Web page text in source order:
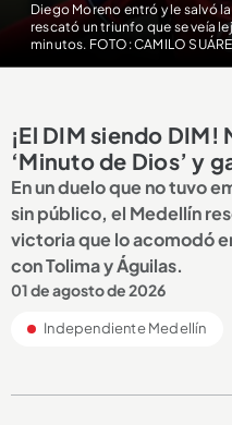
Diego Moreno entró y le salvó
rescató un triunfo que se veía
minutos. FOTO: CAMILO
¡El DIM siendo DIM!
‘Minuto de Dios’ y
En un duelo que no tuvo
sin público, el Medellín
victoria que lo acomodó
con Tolima y Águilas.
01 de agosto de 2026
Independiente Medellín